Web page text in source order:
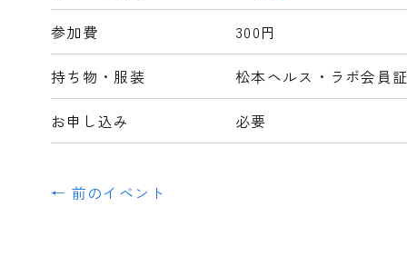
参加費 300円
持ち物・服装 松本ヘルス・ラボ会員
お申し込み 必要
← 前のイベント